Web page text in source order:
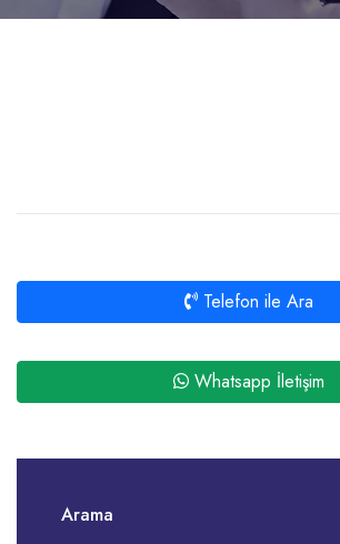
Telefon ile Ara
Whatsapp İletişim